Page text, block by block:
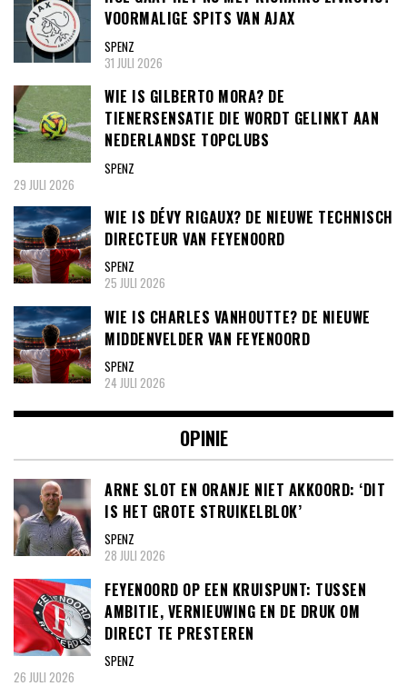
VOORMALIGE SPITS VAN AJAX
SPENZ
31 JULI 2026
WIE IS GILBERTO MORA? DE
TIENERSENSATIE DIE WORDT GELINKT AAN
NEDERLANDSE TOPCLUBS
SPENZ
29 JULI 2026
WIE IS DÉVY RIGAUX? DE NIEUWE TECHNISCH
DIRECTEUR VAN FEYENOORD
SPENZ
25 JULI 2026
WIE IS CHARLES VANHOUTTE? DE NIEUWE
MIDDENVELDER VAN FEYENOORD
SPENZ
24 JULI 2026
OPINIE
ARNE SLOT EN ORANJE NIET AKKOORD: ‘DIT
IS HET GROTE STRUIKELBLOK’
SPENZ
28 JULI 2026
FEYENOORD OP EEN KRUISPUNT: TUSSEN
AMBITIE, VERNIEUWING EN DE DRUK OM
DIRECT TE PRESTEREN
SPENZ
26 JULI 2026